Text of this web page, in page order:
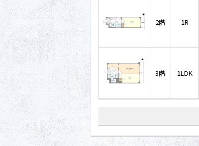
2階 1R
3階 1LDK